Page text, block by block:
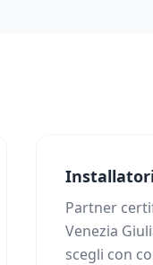
Partner
Venezia
scegli con